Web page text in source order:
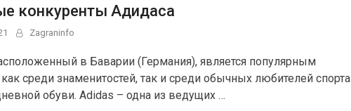
конкуренты Адидаса
Zagraninfo
в Баварии (Германия), является популярным
среди знаменитостей, так и среди обычных любителей спорта
обуви. Adidas – одна из ведущих …